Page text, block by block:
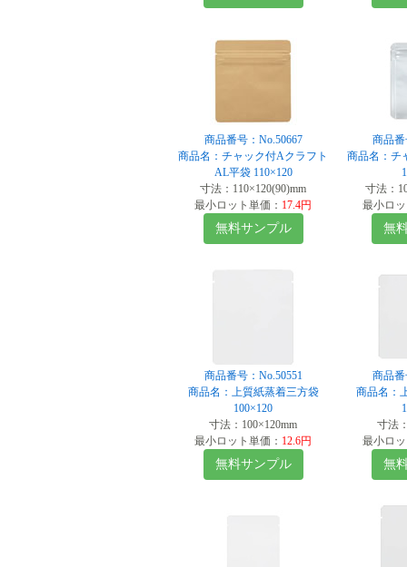
商品番号：No.50667
商品名：チャック付Aクラフト
AL平袋 110×120
寸法：110×120(90)mm
最小ロット単価： 17.4円
無料サンプル
商品番
商品名：チ
寸法：
最小ロ
無
商品番号：No.50551
商品名：上質紙蒸着三方袋
100×120
寸法：100×120mm
最小ロット単価： 12.6円
無料サンプル
商品番
商品名：
寸法
最小ロ
無